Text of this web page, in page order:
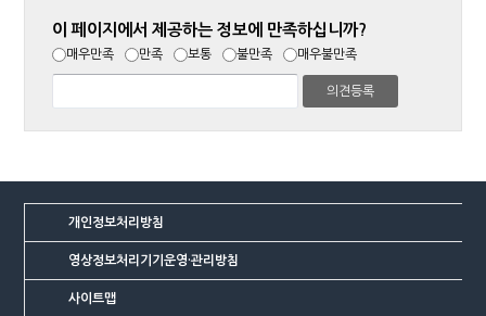
이 페이지에서 제공하는 정보에 만족하십니까?
매우만족 만족 보통 불만족 매우불만족
개인정보처리방침
영상정보처리기기운영·관리방침
사이트맵